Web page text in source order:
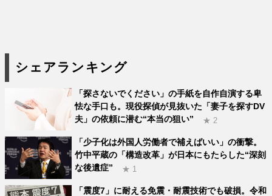
シェアランキング
「探さないでください」の手紙を自作自演する卑
怯な手口も。現役探偵が見抜いた「妻子を探すDV
夫」の依頼に潜む“本当の狙い”
★ 2
「少子化は外国人労働者で補えばいい」の衝撃。
竹中平蔵の「構造改革」が日本にもたらした“深刻
な後遺症”
★ 1
「震度7」に耐える免震・耐震技術でも破損。令和